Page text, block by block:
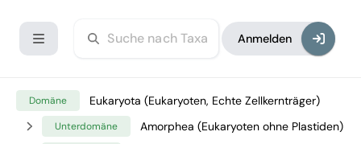
Anmelden
Domäne Eukaryota (Eukaryoten, Echte Zellkernträger)
Unterdomäne Amorphea (Eukaryoten ohne Plastiden)